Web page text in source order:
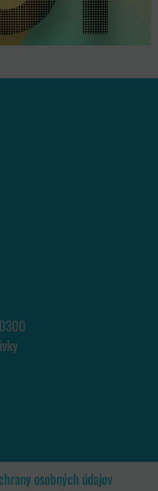
osobných údajov